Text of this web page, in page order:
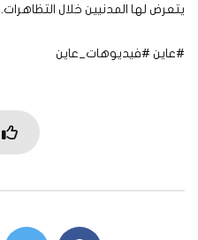
يتعرض لها المدنيين خلال التظاهرات.
#عاين #فيديوهات_عاين